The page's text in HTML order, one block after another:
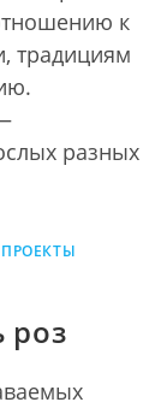
к
традициям
разных
ПРОЕКТЫ
роз